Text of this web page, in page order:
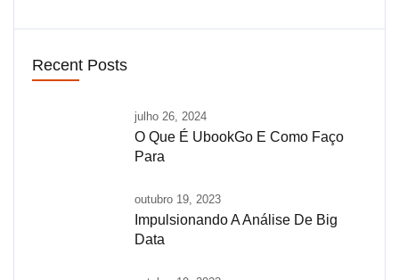
Recent Posts
julho 26, 2024
O Que É UbookGo E Como Faço
Para
outubro 19, 2023
Impulsionando A Análise De Big
Data